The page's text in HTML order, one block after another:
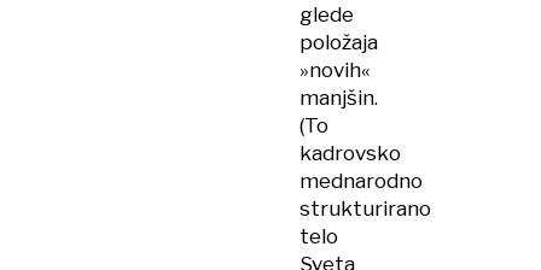
glede
položaja
»novih«
manjšin.
(To
kadrovsko
mednarodno
strukturirano
telo
Sveta